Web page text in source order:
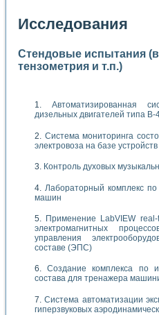
Исследования
Стендовые испытания
тензометрия и т.п.)
Автоматизированная
дизельных двигателей типа В-
Система мониторинга
электровоза на базе
Контроль духовых
Лабораторный комплекс
машин
Применение LabVIEW
электромагнитных
управления
составе (ЭПС)
Создание комплекса по
состава для тренажера
Система автоматизации
гиперзвуковых